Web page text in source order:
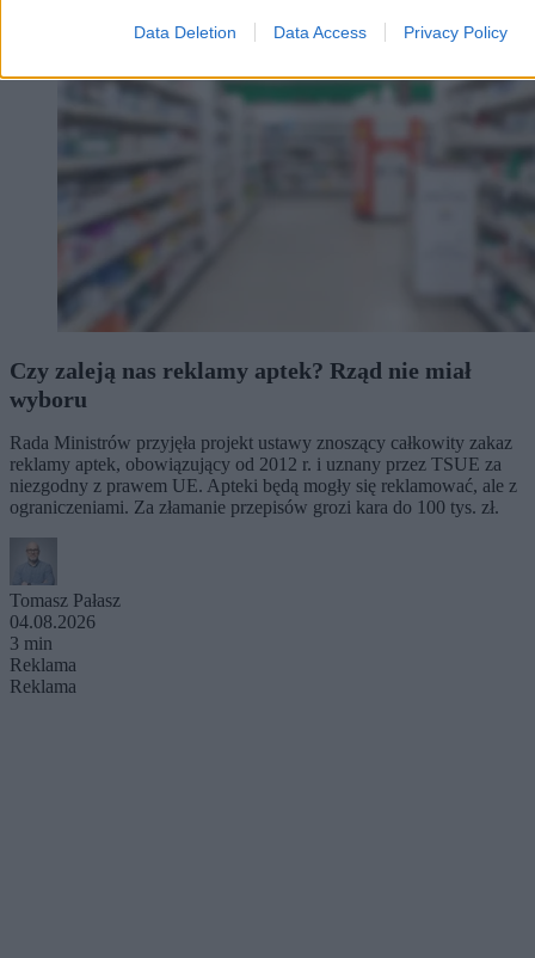
Data Deletion Data Access Privacy Policy
Czy zaleją nas reklamy aptek? Rząd nie miał
wyboru
Rada Ministrów przyjęła projekt ustawy znoszący całkowity zakaz
reklamy aptek, obowiązujący od 2012 r. i uznany przez TSUE za
niezgodny z prawem UE. Apteki będą mogły się reklamować, ale z
ograniczeniami. Za złamanie przepisów grozi kara do 100 tys. zł.
Tomasz Pałasz
04.08.2026
3 min
Reklama
Reklama